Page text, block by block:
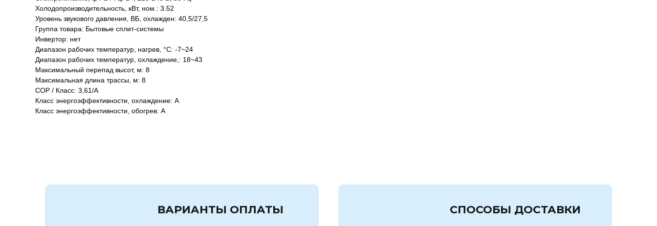
Холодопроизводительность, кВт, ном.: 3.52
Уровень звукового давления, ВБ, охлажден: 40,5/27,5
Группа товара: Бытовые сплит-системы
Инвертор: нет
Диапазон рабочих температур, нагрев, °C: -7~24
Диапазон рабочих температур, охлаждение,: 18~43
Максимальный перепад высот, м: 8
Максимальная длина трассы, м: 8
COP / Класс: 3,61/А
Класс энергоэффективности, охлаждение: A
Класс энергоэффективности, обогрев: A
ВАРИАНТЫ ОПЛАТЫ СПОСОБЫ ДОСТАВКИ